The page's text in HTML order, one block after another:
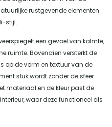
rustgevende elementen
stijl.
een gevoel van kalmte,
ruimte. Bovendien versterkt de
op de vorm en textuur van de
stuk wordt zonder de sfeer
materiaal en de kleur past de
waar deze functioneel als